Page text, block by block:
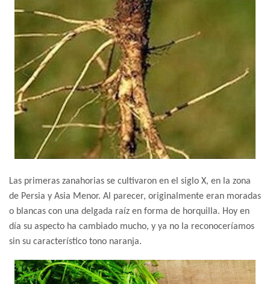
Las primeras zanahorias se cultivaron en el siglo X, en la zona
de Persia y Asia Menor. Al parecer, originalmente eran moradas
o blancas con una delgada raíz en forma de horquilla. Hoy en
día su aspecto ha cambiado mucho, y ya no la reconoceríamos
sin su característico tono naranja.